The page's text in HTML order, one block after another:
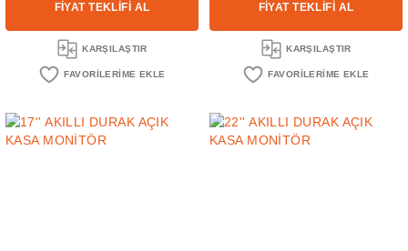
FİYAT TEKLİFİ AL
KARŞILAŞTIR
FİYAT TEKLİFİ AL
KARŞILAŞTIR